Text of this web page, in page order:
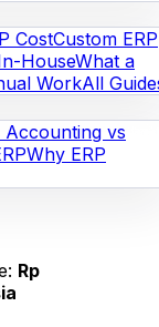
CostCustom ERP
HouseWhat a
WorkAll
Accounting vs
Why ERP
Rp